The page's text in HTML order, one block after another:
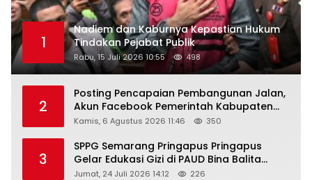
1
Nadiem dan Kaburnya Kepastian Hukum
Tindakan Pejabat Publik
Rabu, 15 Juli 2026 10:55 498
2
Posting Pencapaian Pembangunan Jalan,
Akun Facebook Pemerintah Kabupaten
Rembang “Dirujak” Warganet
Kamis, 6 Agustus 2026 11:46 350
3
SPPG Semarang Pringapus Pringapus
Gelar Edukasi Gizi di PAUD Bina Balita
Peringati Hari Anak Nasional 2026
Jumat, 24 Juli 2026 14:12 226